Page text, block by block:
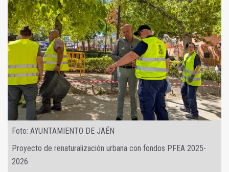
Foto: AYUNTAMIENTO DE JAÉN
Proyecto de renaturalización urbana con fondos PFEA 2025-
2026